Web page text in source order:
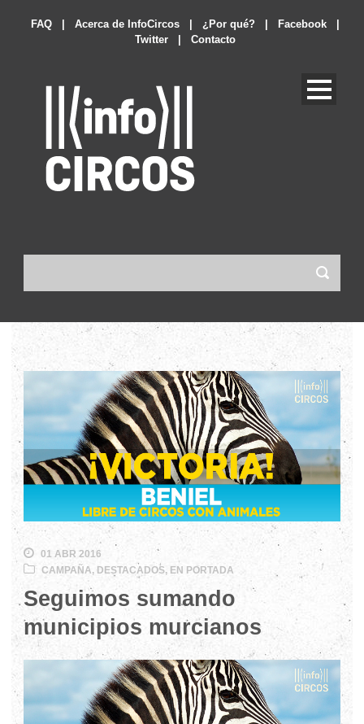
FAQ Acerca de InfoCircos ¿Por qué? Facebook
Twitter
Contacto
01 ABR 2016
CAMPAÑA, DESTACADOS, EN PORTADA
Seguimos sumando
municipios murcianos